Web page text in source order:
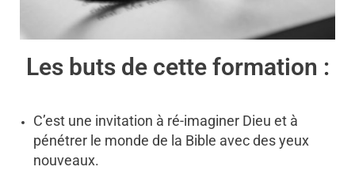
Les buts de cette formation :
C’est une invitation à ré-imaginer Dieu et à
pénétrer le monde de la Bible avec des yeux
nouveaux.